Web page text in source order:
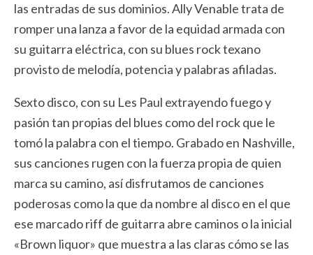
las entradas de sus dominios. Ally Venable trata de
romper una lanza a favor de la equidad armada con
su guitarra eléctrica, con su blues rock texano
provisto de melodía, potencia y palabras afiladas.
Sexto disco, con su Les Paul extrayendo fuego y
pasión tan propias del blues como del rock que le
tomó la palabra con el tiempo. Grabado en Nashville,
sus canciones rugen con la fuerza propia de quien
marca su camino, así disfrutamos de canciones
poderosas como la que da nombre al disco en el que
ese marcado riff de guitarra abre caminos o la inicial
«Brown liquor» que muestra a las claras cómo se las